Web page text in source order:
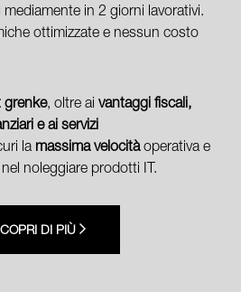
in 2 giorni lavorativi.
ottimizzate e nessun costo
grenke, oltre ai vantaggi fiscali,
e ai servizi
la massima velocitàoperativa e
noleggiare prodotti IT.
DI PIÙ